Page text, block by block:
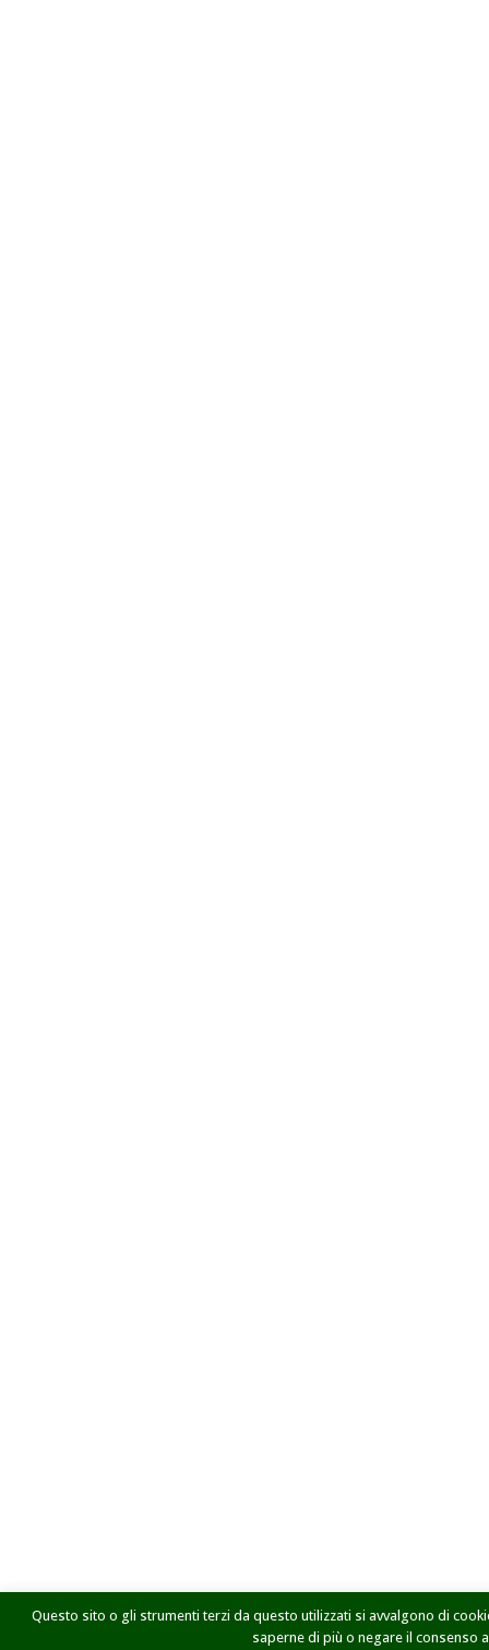
Questo sito o gli strumenti terzi da questo utilizzati si avvalgono di
saperne di più o negare il consenso